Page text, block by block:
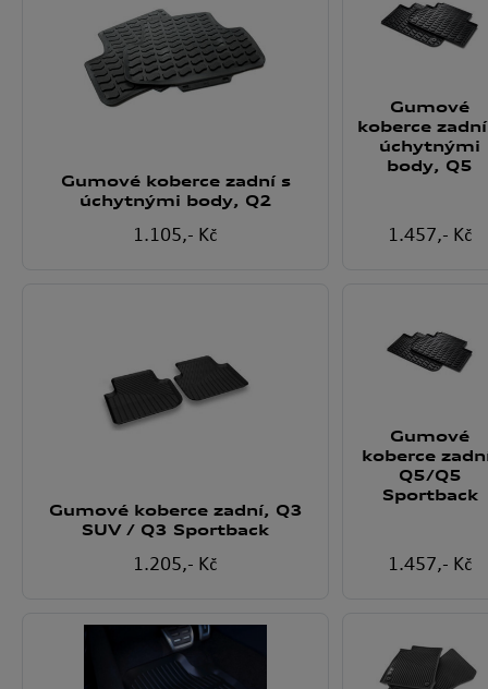
Gumové koberce zadní s
úchytnými body, Q2
1.105,- Kč
Gumové
koberce
úchytnými
body, Q5
1.457,- Kč
Gumové koberce zadní, Q3
SUV / Q3 Sportback
1.205,- Kč
Gumové
koberce
Q5/Q5
Sportback
1.457,- Kč